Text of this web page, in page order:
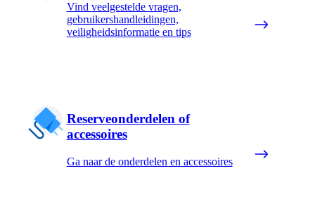
Vind veelgestelde vragen,
gebruikershandleidingen,
veiligheidsinformatie en tips
Reserveonderdelen of
accessoires
Ga naar de onderdelen en accessoires